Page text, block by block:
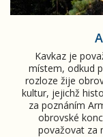
Kavkaz je
místem, odkud
rozloze žije
kultur, jejichž
za poznáním
obrovské
považovat za